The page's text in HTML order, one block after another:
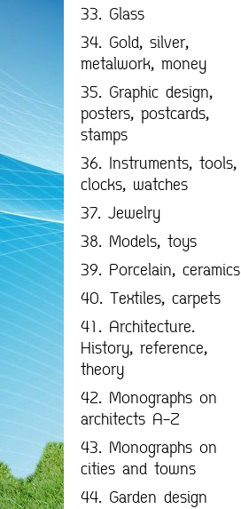
33. Glass
34. Gold, silver,
metalwork, money
35. Graphic design,
posters, postcards,
stamps
36. Instruments, tools,
clocks, watches
37. Jewelry
38. Models, toys
39. Porcelain, ceramics
40. Textiles, carpets
41. Architecture.
History, reference,
theory
42. Monographs on
architects A-Z
43. Monographs on
cities and towns
44. Garden design